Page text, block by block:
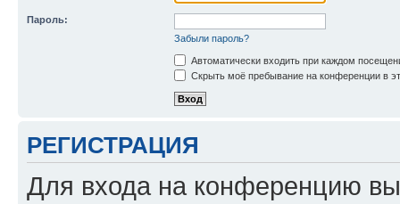
Пароль:
Забыли пароль?
Автоматически входить при каждом
Скрыть моё пребывание на конференции в
РЕГИСТРАЦИЯ
Для входа на конференцию